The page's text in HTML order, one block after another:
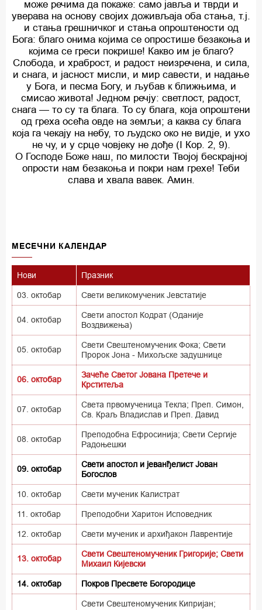
може речима да покаже: само јавља и тврди и
уверава на основу својих доживљаја оба стања, т.ј.
и стања грешничког и стања опроштености од
Бога: благо онима којима се опростише безакоња и
којима се греси покрише! Какво им је благо?
Слобода, и храброст, и радост неизречена, и сила,
и снага, и јасност мисли, и мир савести, и надање
у Бога, и песма Богу, и љубав к ближњима, и
смисао живота! Једном речју: светлост, радост,
снага — то су та блага. То су блага, која опроштени
од греха осећа овде на земљи; а каква су блага
која га чекају на небу, то људско око не видје, и ухо
не чу, и у срце човјеку не дође (I Кор. 2, 9).
О Господе Боже наш, по милости Твојој бескрајној
опрости нам безакоња и покри нам грехе! Теби
слава и хвала вавек. Амин.
MECEЧНИ КАЛЕНДАР
Нови Празник
03. октобар Свети великомученик Јевстатије
04. октобар
Свети апостол Кодрат (Оданије
Воздвижења)
05. октобар
Свети Свештеномученик Фока; Свети
Пророк Јона - Михољске задушнице
06. октобар
Зачеће Светог Јована Претече и
Крститеља
07. октобар
Света првомученица Текла; Преп. Симон,
Св. Краљ Владислав и Преп. Давид
08. октобар
Преподобна Ефросинија; Свети Сергије
Радоњешки
09. октобар
Свети апостол и јеванђелист Јован
Богослов
10. октобар Свети мученик Калистрат
11. октобар Преподобни Харитон Исповедник
12. октобар Свети мученик и архиђакон Лаврентије
13. октобар
Свети Свештеномученик Григорије; Свети
Михаил Кијевски
14. октобар Покров Пресвете Богородице
Свети Свештеномученик Кипријан;